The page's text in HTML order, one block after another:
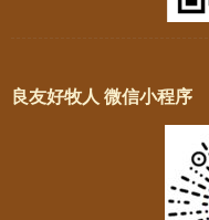
良友好牧人 微信小程序